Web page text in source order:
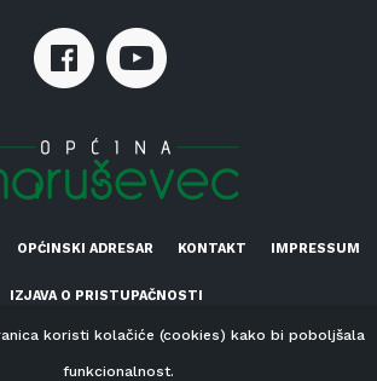
OPĆINSKI ADRESAR KONTAKT IMPRESSUM
IZJAVA O PRISTUPAČNOSTI
koristi kolačiće (cookies) kako bi poboljšala
funkcionalnost.